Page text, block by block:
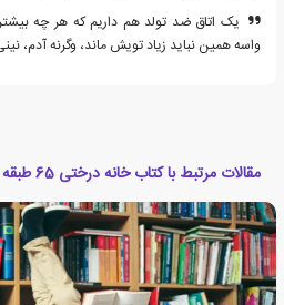
یک اتاق ضد تولد هم داریم که هر چه
واسه همین نباید زیاد تویش ماند، وگرنه آدم،
مقالات مرتبط با کتاب خانه درختی 65 طبقه